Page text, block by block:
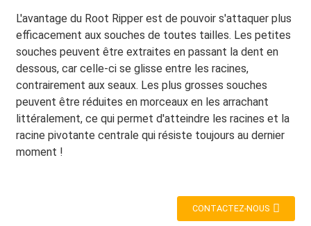
L'avantage du Root Ripper est de pouvoir s'attaquer plus
efficacement aux souches de toutes tailles. Les petites
souches peuvent être extraites en passant la dent en
dessous, car celle-ci se glisse entre les racines,
contrairement aux seaux. Les plus grosses souches
peuvent être réduites en morceaux en les arrachant
littéralement, ce qui permet d'atteindre les racines et la
racine pivotante centrale qui résiste toujours au dernier
moment !
CONTACTEZ-NOUS